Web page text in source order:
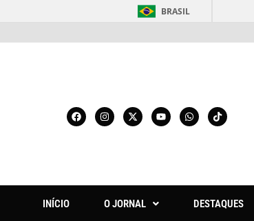
BRASIL
INÍCIO O JORNAL DESTAQUES